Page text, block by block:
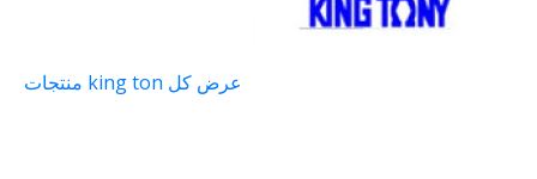
عرض كل king ton منتجات